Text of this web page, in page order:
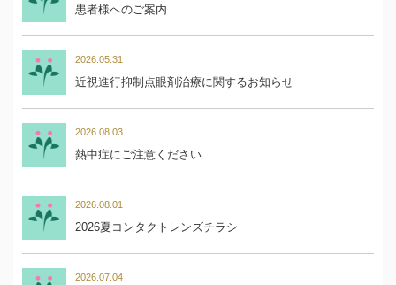
患者様へのご案内
2026.05.31
近視進行抑制点眼剤治療に関するお知らせ
2026.08.03
熱中症にご注意ください
2026.08.01
2026夏コンタクトレンズチラシ
2026.07.04